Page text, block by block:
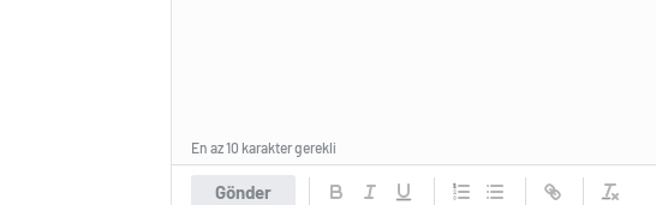
Gönder
En az 10 karakter gerekli